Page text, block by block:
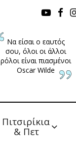
Να είσαι ο εαυτός
σου, όλοι οι άλλοι
ρόλοι είναι πιασμένοι
Oscar Wilde
Πιτσιρίκια
& Πετ